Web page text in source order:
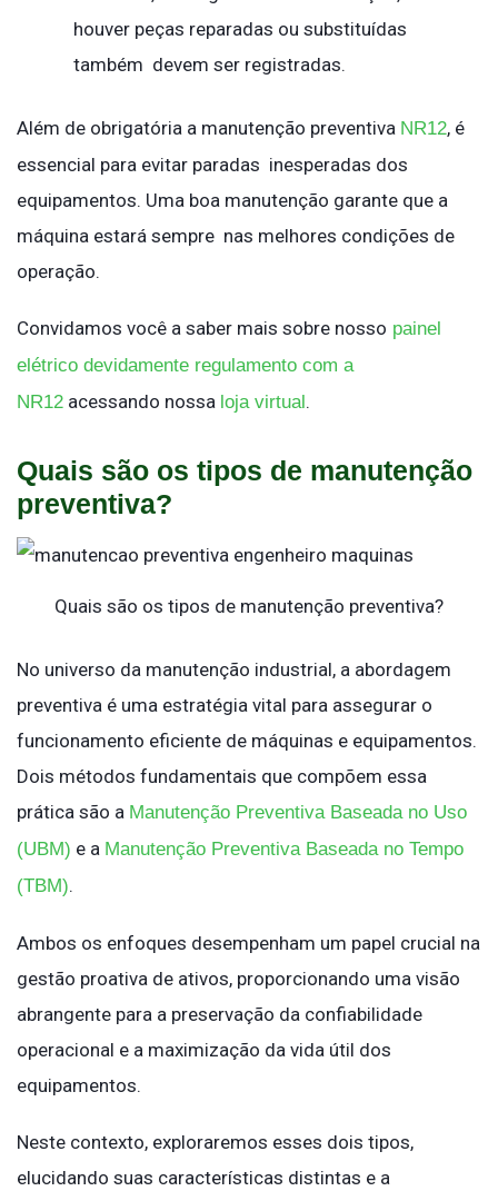
houver peças reparadas ou substituídas
também devem ser registradas.
Além de obrigatória a manutenção preventiva NR12, é
essencial para evitar paradas inesperadas dos
equipamentos. Uma boa manutenção garante que a
máquina estará sempre nas melhores condições de
operação.
Convidamos você a saber mais sobre nosso painel
elétrico devidamente regulamento com a
NR12 acessando nossa loja virtual .
Quais são os tipos de manutenção
preventiva?
Quais são os tipos de manutenção preventiva?
No universo da manutenção industrial, a abordagem
preventiva é uma estratégia vital para assegurar o
funcionamento eficiente de máquinas e equipamentos.
Dois métodos fundamentais que compõem essa
prática são a Manutenção Preventiva Baseada no Uso
(UBM) e a Manutenção Preventiva Baseada no Tempo
(TBM).
Ambos os enfoques desempenham um papel crucial na
gestão proativa de ativos, proporcionando uma visão
abrangente para a preservação da confiabilidade
operacional e a maximização da vida útil dos
equipamentos.
Neste contexto, exploraremos esses dois tipos,
elucidando suas características distintas e a